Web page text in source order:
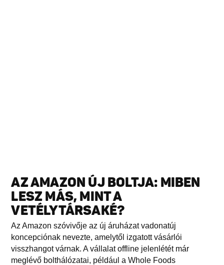
AZ AMAZON ÚJ BOLTJA: MIBEN
LESZ MÁS, MINT A
VETÉLYTÁRSAKÉ?
Az Amazon szóvivője az új áruházat vadonatúj
koncepciónak nevezte, amelytől izgatott vásárlói
visszhangot várnak. A vállalat offline jelenlétét már
meglévő bolthálózatai, például a Whole Foods